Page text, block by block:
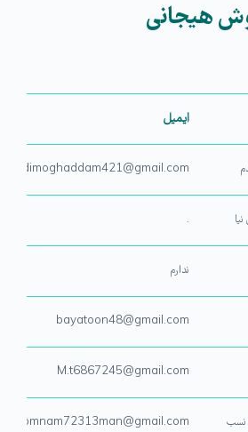
هیجانی
ایمیل
.
ندارم
bayatoon48@gmail.com
M.t6867245@gmail.com
نسب gomnam72313man@gmail.com